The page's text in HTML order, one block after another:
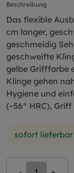
Beschreibung
Das flexible
cm langer,
geschmeidig
geschweifte
gelbe Grifffarbe
Klinge gehen
Hygiene und
(~56° HRC),
sofort lieferbar